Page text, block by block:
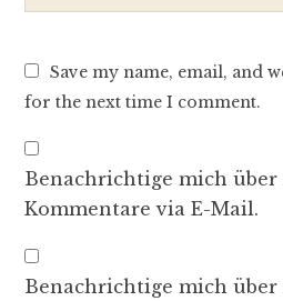
Save my name, email, and
for the next time I comment.
Benachrichtige mich über
Kommentare via E-Mail.
Benachrichtige mich über